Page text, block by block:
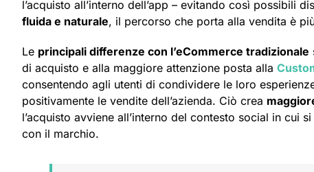
l’acquisto all’interno dell’app – evitando così possibili
fluida e naturale, il percorso che porta alla vendita è
Le principali differenze con l’eCommerce tradizionale
di acquisto e alla maggiore attenzione posta alla
consentendo agli utenti di condividere le loro
positivamente le vendite dell’azienda. Ciò crea
l’acquisto avviene all’interno del contesto social in cui
con il marchio.